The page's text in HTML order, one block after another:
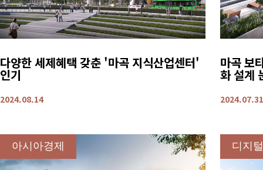
다양한 세제혜택 갖춘 '마곡 지식산업센터'
인기
2024.08.14
마곡 보
화 설계
2024.07.31
아시아경제 디지